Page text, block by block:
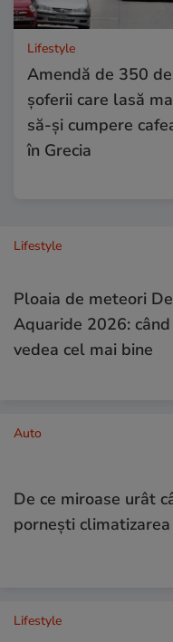
Lifestyle
Amendă de 350
șoferii care lasă
să-și cumpere
în Grecia
Lifestyle
Ploaia de meteori
Aquaride 2026:
vedea cel mai bine
Auto
De ce miroase urât
pornești
Lifestyle